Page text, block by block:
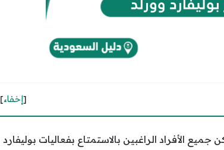
[إخفاء]
جميع الأفراد الراغبين بالاستمتاع بفعاليات بوليفارد